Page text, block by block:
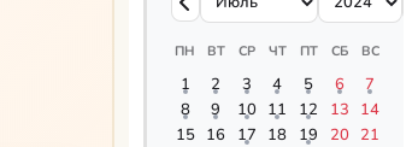
ПН ВТ СР ЧТ ПТ СБ ВС
1 2 3 4 5 6
7
8
9 10 11 12 13
14
15 16 17 18 19 20 21